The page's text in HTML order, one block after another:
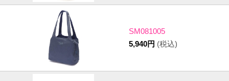
SM081005
5,940円 (税込)